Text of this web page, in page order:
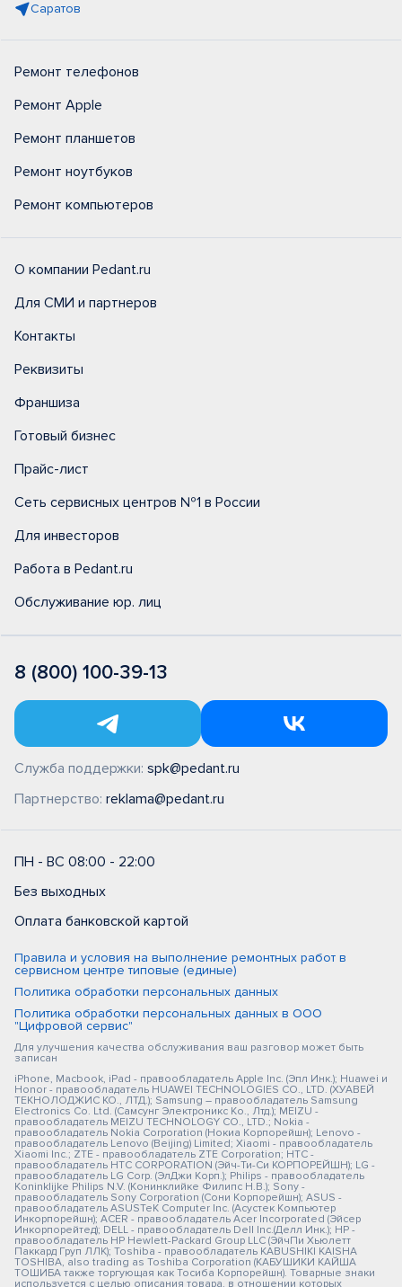
Саратов
Ремонт телефонов
Ремонт Apple
Ремонт планшетов
Ремонт ноутбуков
Ремонт компьютеров
О компании Pedant.ru
Для СМИ и партнеров
Контакты
Реквизиты
Франшиза
Готовый бизнес
Прайс-лист
Сеть сервисных центров №1 в России
Для инвесторов
Работа в Pedant.ru
Обслуживание юр. лиц
8 (800) 100-39-13
Служба поддержки: spk@pedant.ru
Партнерство: reklama@pedant.ru
ПН - ВС 08:00 - 22:00
Без выходных
Оплата банковской картой
Правила и условия на выполнение ремонтных работ в
сервисном центре типовые (единые)
Политика обработки персональных данных
Политика обработки персональных данных в ООО
"Цифровой сервис"
Для улучшения качества обслуживания ваш разговор может быть
записан
iPhone, Macbook, iPad - правообладатель Apple Inc. (Эпл Инк.); Huawei и
Honor - правообладатель HUAWEI TECHNOLOGIES CO., LTD. (ХУАВЕЙ
ТЕКНОЛОДЖИС КО., ЛТД.); Samsung – правообладатель Samsung
Electronics Co. Ltd. (Самсунг Электроникс Ко., Лтд.); MEIZU -
правообладатель MEIZU TECHNOLOGY CO., LTD.; Nokia -
правообладатель Nokia Corporation (Нокиа Корпорейшн); Lenovo -
правообладатель Lenovo (Beijing) Limited; Xiaomi - правообладатель
Xiaomi Inc.; ZTE - правообладатель ZTE Corporation; HTC -
правообладатель HTC CORPORATION (Эйч-Ти-Си КОРПОРЕЙШН); LG -
правообладатель LG Corp. (ЭлДжи Корп.); Philips - правообладатель
Koninklijke Philips N.V. (Конинклийке Филипс Н.В.); Sony -
правообладатель Sony Corporation (Сони Корпорейшн); ASUS -
правообладатель ASUSTeK Computer Inc. (Асустек Компьютер
Инкорпорейшн); ACER - правообладатель Acer Incorporated (Эйсер
Инкорпорейтед); DELL - правообладатель Dell Inc.(Делл Инк.); HP -
правообладатель HP Hewlett-Packard Group LLC (ЭйчПи Хьюлетт
Паккард Груп ЛЛК); Toshiba - правообладатель KABUSHIKI KAISHA
TOSHIBA, also trading as Toshiba Corporation (КАБУШИКИ КАЙША
ТОШИБА также торгующая как Тосиба Корпорейшн). Товарные знаки
используется с целью описания товара, в отношении которых